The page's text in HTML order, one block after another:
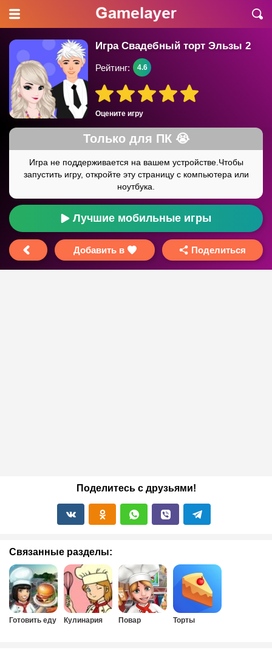
Игра Свадебный торт Эльзы 2
Оцените игру
Рейтинг: 4.6
Лучшие мобильные игры
Добавить в Поделиться
Поделитесь с друзьями!
Связанные разделы:
Готовить еду Кулинария Повар Торты